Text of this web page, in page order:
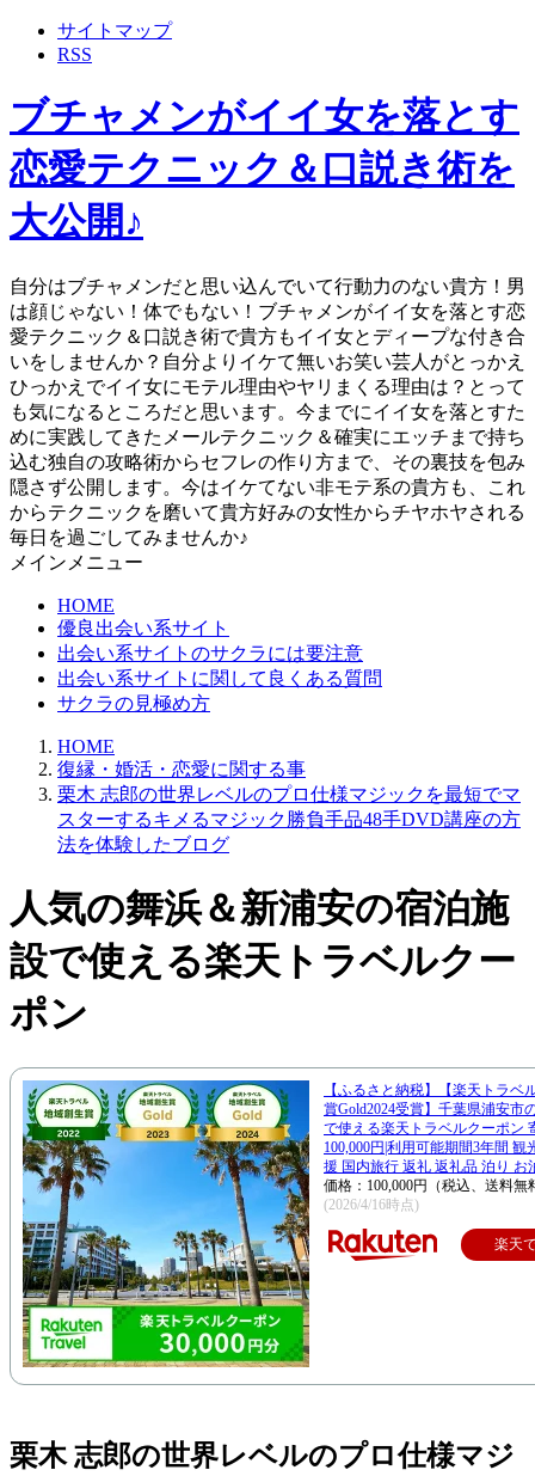
サイトマップ
RSS
ブチャメンがイイ女を落とす
恋愛テクニック＆口説き術を
大公開♪
自分はブチャメンだと思い込んでいて行動力のない貴方！男
は顔じゃない！体でもない！ブチャメンがイイ女を落とす恋
愛テクニック＆口説き術で貴方もイイ女とディープな付き合
いをしませんか？自分よりイケて無いお笑い芸人がとっかえ
ひっかえでイイ女にモテル理由やヤリまくる理由は？とって
も気になるところだと思います。今までにイイ女を落とすた
めに実践してきたメールテクニック＆確実にエッチまで持ち
込む独自の攻略術からセフレの作り方まで、その裏技を包み
隠さず公開します。今はイケてない非モテ系の貴方も、これ
からテクニックを磨いて貴方好みの女性からチヤホヤされる
毎日を過ごしてみませんか♪
メインメニュー
HOME
優良出会い系サイト
出会い系サイトのサクラには要注意
出会い系サイトに関して良くある質問
サクラの見極め方
HOME
復縁・婚活・恋愛に関する事
栗木 志郎の世界レベルのプロ仕様マジックを最短でマ
スターするキメるマジック勝負手品48手DVD講座の方
法を体験したブログ
人気の舞浜＆新浦安の宿泊施
設で使える楽天トラベルクー
ポン
【ふるさと納税】【楽天トラベ
賞Gold2024受賞】千葉県浦安市
で使える楽天トラベルクーポン
100,000円|利用可能期間3年間 観
援 国内旅行 返礼 返礼品 泊り お
価格：100,000円（税込、送料無
(2026/4/16時点)
楽天
栗木 志郎の世界レベルのプロ仕様マジ